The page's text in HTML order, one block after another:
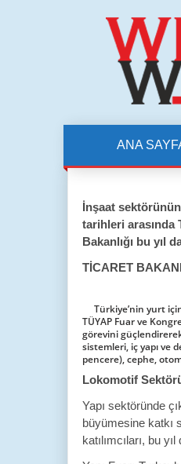
ANA
İnşaat
tarihleri arasında
Bakanlığı bu yıl
TİCARET
Türkiye’nin yurt
TÜYAP Fuar ve
görevini güçlendirerek
sistemleri, iç yapı ve
pencere), cephe,
Lokomotif
Yapı sektöründe
büyümesine katkı
katılımcıları, bu